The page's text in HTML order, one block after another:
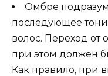
Омбре
последующее
волос. Переход от
при этом должен
Как правило, при